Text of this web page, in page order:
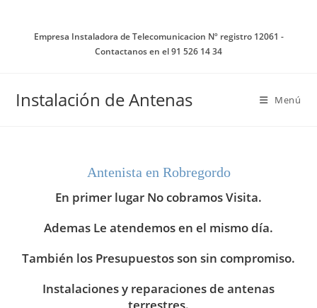
contenido
Empresa Instaladora de Telecomunicacion Nº registro 12061 -
Contactanos en el 91 526 14 34
Instalación de Antenas Menú
Antenista en Robregordo
En primer lugar No cobramos Visita.
Ademas Le atendemos en el mismo día.
También los Presupuestos son sin compromiso.
Instalaciones y reparaciones de antenas